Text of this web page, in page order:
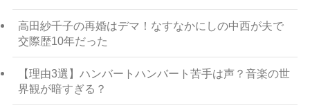
高田紗千子の再婚はデマ！なすなかにしの中西が夫で
交際歴10年だった
【理由3選】ハンバートハンバート苦手は声？音楽の世
界観が暗すぎる？